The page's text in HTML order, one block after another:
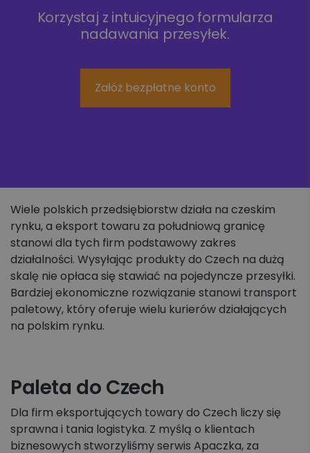
Korzystaj z intuicyjnego formularza
nadawania przesyłek.
Załóż bezpłatne konto
Wiele polskich przedsiębiorstw działa na czeskim
rynku, a eksport towaru za południową granicę
stanowi dla tych firm podstawowy zakres
działalności. Wysyłając produkty do Czech na dużą
skalę nie opłaca się stawiać na pojedyncze przesyłki.
Bardziej ekonomiczne rozwiązanie stanowi transport
paletowy, który oferuje wielu kurierów działających
na polskim rynku.
Paleta do Czech
Dla firm eksportujących towary do Czech liczy się
sprawna i tania logistyka. Z myślą o klientach
biznesowych stworzyliśmy serwis Apaczka, za